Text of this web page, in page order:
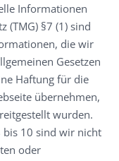
Informationen
(TMG) §7 (1) sind
die wir
Gesetzen
Haftung für die
übernehmen,
wurden.
bis 10 sind wir nicht
oder